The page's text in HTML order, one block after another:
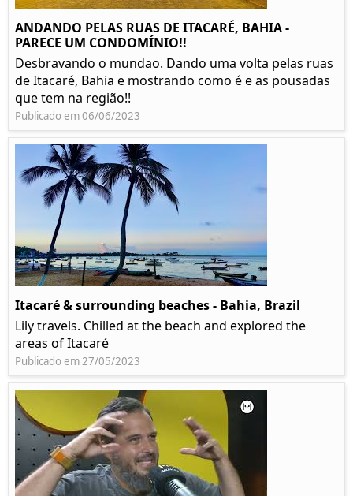
ANDANDO PELAS RUAS DE ITACARÉ, BAHIA -
PARECE UM CONDOMÍNIO!!
Desbravando o mundao. Dando uma volta pelas ruas
de Itacaré, Bahia e mostrando como é e as pousadas
que tem na região!!
Publicado em 06/06/2023
Itacaré & surrounding beaches - Bahia, Brazil
Lily travels. Chilled at the beach and explored the
areas of Itacaré
Publicado em 27/05/2023